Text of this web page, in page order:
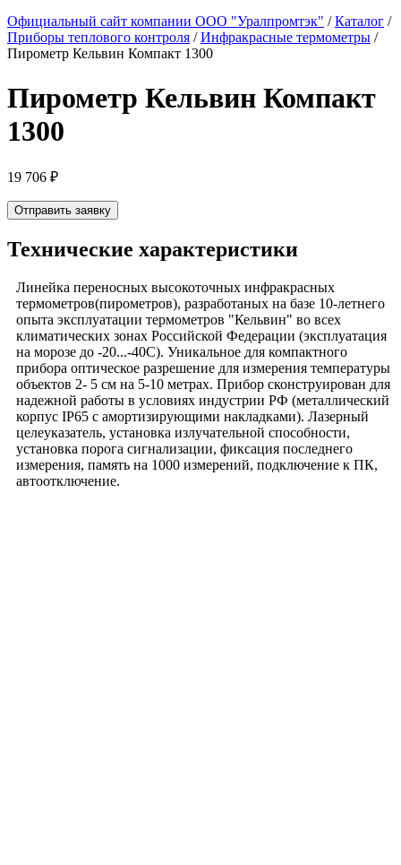
Официальный сайт компании ООО "Уралпромтэк" /Каталог /
Приборы теплового контроля /Инфракрасные термометры /
Пирометр Кельвин Компакт 1300
Пирометр Кельвин Компакт
1300
19 706 ₽
Отправить заявку
Технические характеристики
Линейка переносных высокоточных инфракрасных
термометров(пирометров), разработаных на базе 10-летнего
опыта эксплуатации термометров "Кельвин" во всех
климатических зонах Российской Федерации (эксплуатация
на морозе до -20...-40С). Уникальное для компактного
прибора оптическое разрешение для измерения температуры
объектов 2- 5 см на 5-10 метрах. Прибор сконструирован для
надежной работы в условиях индустрии РФ (металлический
корпус IP65 с амортизирующими накладками). Лазерный
целеуказатель, установка излучательной способности,
установка порога сигнализации, фиксация последнего
измерения, память на 1000 измерений, подключение к ПК,
автоотключение.